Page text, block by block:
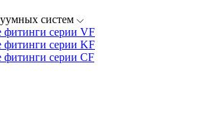
систем
серии VF
серии KF
серии CF